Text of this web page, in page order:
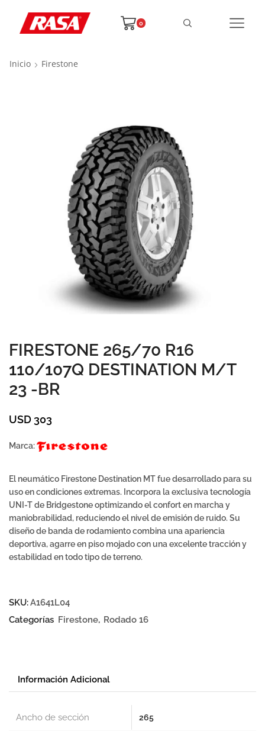
0
Inicio Firestone
FIRESTONE 265/70 R16
110/107Q DESTINATION M/T
23 -BR
USD 303
Marca:
El neumático Firestone Destination MT fue desarrollado para su
uso en condiciones extremas. Incorpora la exclusiva tecnología
UNI-T de Bridgestone optimizando el confort en marcha y
maniobrabilidad, reduciendo el nivel de emisión de ruido. Su
diseño de banda de rodamiento combina una apariencia
deportiva, agarre en piso mojado con una excelente tracción y
estabilidad en todo tipo de terreno.
SKU:A1641L04
Categorías Firestone, Rodado 16
Información Adicional
Ancho de sección 265